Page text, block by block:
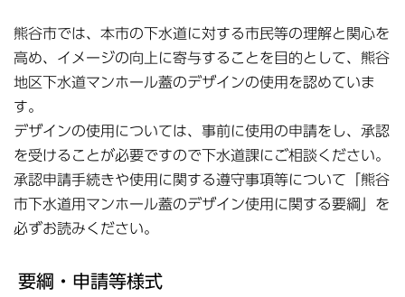
熊谷市では、本市の下水道に対する市民等の理解と関心を
高め、イメージの向上に寄与することを目的として、熊谷
地区下水道マンホール蓋のデザインの使用を認めていま
す。
デザインの使用については、事前に使用の申請をし、承認
を受けることが必要ですので下水道課にご相談ください。
承認申請手続きや使用に関する遵守事項等について「熊谷
市下水道用マンホール蓋のデザイン使用に関する要綱」を
必ずお読みください。
要綱・申請等様式